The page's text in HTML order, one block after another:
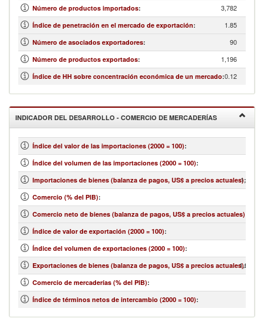
Número de productos importados: 3,782
Índice de penetración en el mercado de exportación: 1.85
Número de asociados exportadores: 90
Número de productos exportados: 1,196
Índice de HH sobre concentración económica de un mercado:0.12
INDICADOR DEL DESARROLLO - COMERCIO DE MERCADERÍAS
Índice del valor de las importaciones (2000 = 100):
Índice del volumen de las importaciones (2000 = 100):
Importaciones de bienes (balanza de pagos, US$ a precios actuales):
Comercio (% del PIB):
Comercio neto de bienes (balanza de pagos, US$ a precios actuales)
Índice de valor de exportación (2000 = 100):
Índice del volumen de exportaciones (2000 = 100):
Exportaciones de bienes (balanza de pagos, US$ a precios actuales):
Comercio de mercaderías (% del PIB):
Índice de términos netos de intercambio (2000 = 100):